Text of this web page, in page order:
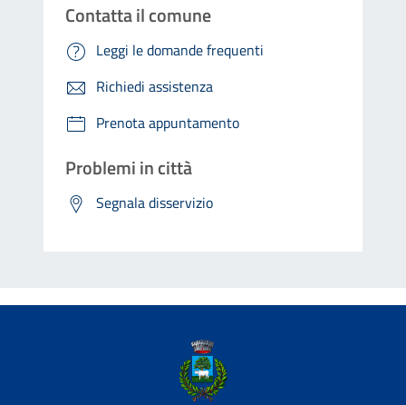
Contatta il comune
Leggi le domande frequenti
Richiedi assistenza
Prenota appuntamento
Problemi in città
Segnala disservizio